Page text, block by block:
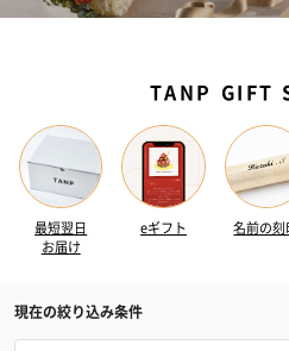
TANP GIFT
最短翌日
お届け
eギフト 名前の刻
現在の絞り込み条件